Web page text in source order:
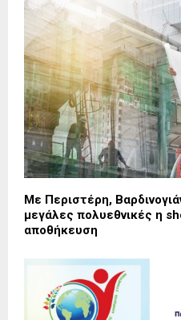
Με Περιστέρη,
μεγάλες πολυεθνικές η
αποθήκευση